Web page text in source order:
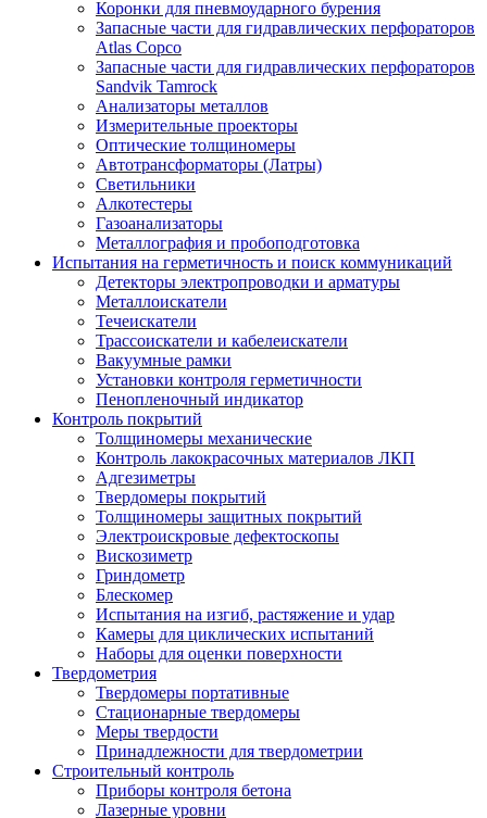
Коронки для пневмоударного бурения
Запасные части для гидравлических перфораторов
Atlas Copco
Запасные части для гидравлических перфораторов
Sandvik Tamrock
Анализаторы металлов
Измерительные проекторы
Оптические толщиномеры
Автотрансформаторы (Латры)
Светильники
Алкотестеры
Газоанализаторы
Металлография и пробоподготовка
Испытания на герметичность и поиск коммуникаций
Детекторы электропроводки и арматуры
Металлоискатели
Течеискатели
Трассоискатели и кабелеискатели
Вакуумные рамки
Установки контроля герметичности
Пенопленочный индикатор
Контроль покрытий
Толщиномеры механические
Контроль лакокрасочных материалов ЛКП
Адгезиметры
Твердомеры покрытий
Толщиномеры защитных покрытий
Электроискровые дефектоскопы
Вискозиметр
Гриндометр
Блескомер
Испытания на изгиб, растяжение и удар
Камеры для циклических испытаний
Наборы для оценки поверхности
Твердометрия
Твердомеры портативные
Стационарные твердомеры
Меры твердости
Принадлежности для твердометрии
Строительный контроль
Приборы контроля бетона
Лазерные уровни